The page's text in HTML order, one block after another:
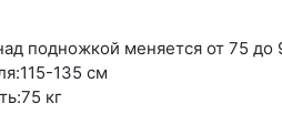
подножкой меняется от 75 до
135 см
кг